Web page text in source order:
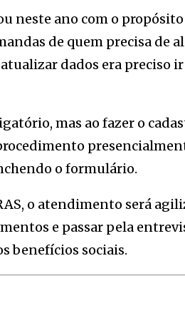
neste ano com o
de quem precisa de
dados era preciso
mas ao fazer o
o formulário.
o atendimento será
e passar pela
benefícios sociais.